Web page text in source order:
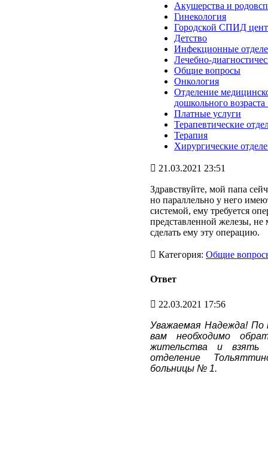
Акушерства и
Гинекология
Городской СПИД
Детство
Инфекционные
Лечебно-
Общие вопросы
Онкология
Отделение
дошкольного
Платные услуги
Терапевтические
Терапия
Хирургические
21.03.2021 23:51
Здравствуйте, мой папа
но параллельно у него
системой, ему требуется
представленной железы, не
сделать ему эту операцию.
Категория: Общие
Ответ
22.03.2021 17:56
Уважаемая Надежда! По
вам необходимо
жительства и взять
отделение
больницы № 1.